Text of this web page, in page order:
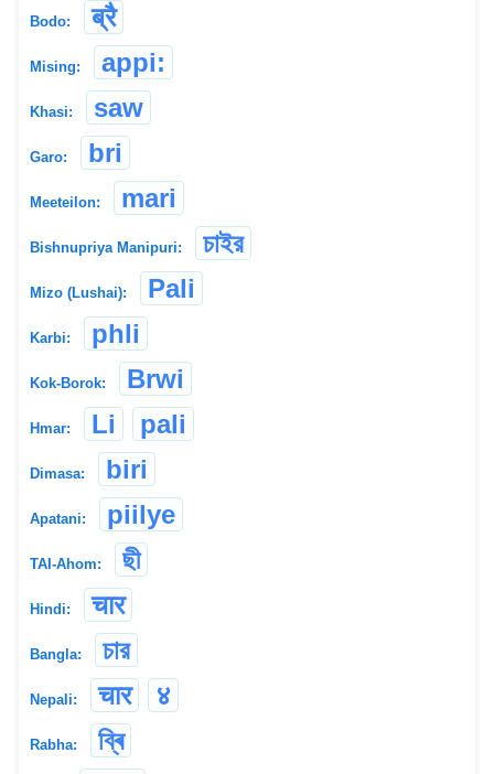
Bodo: ब्रै
Mising: appi:
Khasi: saw
Garo: bri
Meeteilon: mari
Bishnupriya Manipuri: চাইর
Mizo (Lushai): Pali
Karbi: phli
Kok-Borok: Brwi
Hmar: Li pali
Dimasa: biri
Apatani: piilye
TAI-Ahom: ছী
Hindi: चार
Bangla: চার
Nepali: चार ४
Rabha:
ব্ৰি